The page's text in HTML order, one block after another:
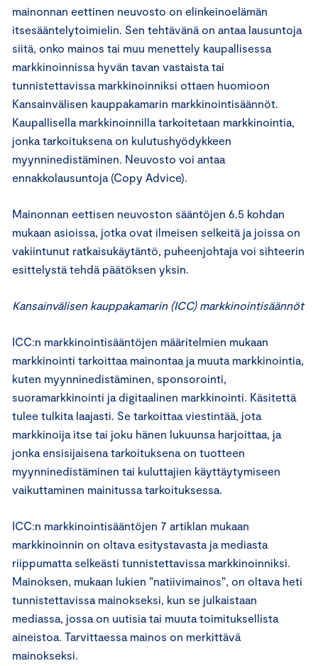
mainonnan eettinen neuvosto on elinkeinoelämän
itsesääntelytoimielin. Sen tehtävänä on antaa lausuntoja
siitä, onko mainos tai muu menettely kaupallisessa
markkinoinnissa hyvän tavan vastaista tai
tunnistettavissa markkinoinniksi ottaen huomioon
Kansainvälisen kauppakamarin markkinointisäännöt.
Kaupallisella markkinoinnilla tarkoitetaan markkinointia,
jonka tarkoituksena on kulutushyödykkeen
myynninedistäminen. Neuvosto voi antaa
ennakkolausuntoja (Copy Advice).
Mainonnan eettisen neuvoston sääntöjen 6.5 kohdan
mukaan asioissa, jotka ovat ilmeisen selkeitä ja joissa on
vakiintunut ratkaisukäytäntö, puheenjohtaja voi sihteerin
esittelystä tehdä päätöksen yksin.
Kansainvälisen kauppakamarin (ICC) markkinointisäännöt
ICC:n markkinointisääntöjen määritelmien mukaan
markkinointi tarkoittaa mainontaa ja muuta markkinointia,
kuten myynninedistäminen, sponsorointi,
suoramarkkinointi ja digitaalinen markkinointi. Käsitettä
tulee tulkita laajasti. Se tarkoittaa viestintää, jota
markkinoija itse tai joku hänen lukuunsa harjoittaa, ja
jonka ensisijaisena tarkoituksena on tuotteen
myynninedistäminen tai kuluttajien käyttäytymiseen
vaikuttaminen mainitussa tarkoituksessa.
ICC:n markkinointisääntöjen 7 artiklan mukaan
markkinoinnin on oltava esitystavasta ja mediasta
riippumatta selkeästi tunnistettavissa markkinoinniksi.
Mainoksen, mukaan lukien ”natiivimainos”, on oltava heti
tunnistettavissa mainokseksi, kun se julkaistaan
mediassa, jossa on uutisia tai muuta toimituksellista
aineistoa. Tarvittaessa mainos on merkittävä
mainokseksi.